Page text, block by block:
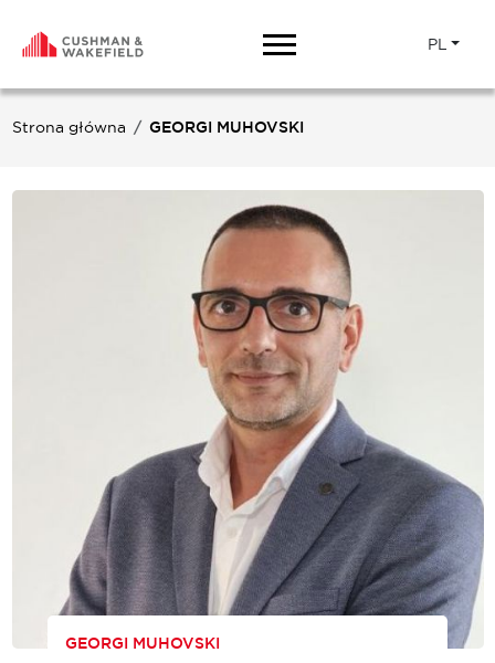
PL
Strona główna GEORGI MUHOVSKI
GEORGI MUHOVSKI